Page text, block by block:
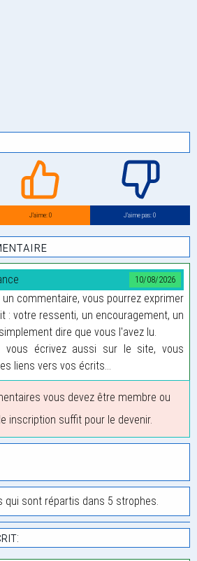
J’aime: 0 J’aime pas: 0
10/08/2026
commentaire, vous pourrez exprimer
: votre ressenti, un encouragement, un
dire que vous l'avez lu.
vous écrivez aussi sur le site, vous
liens vers vos écrits...
vous devez être membre ou
inscription suffit pour le devenir.
qui sont répartis dans 5 strophes.